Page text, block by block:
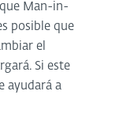
Man-in-
posible que
el
Si este
ayudará a